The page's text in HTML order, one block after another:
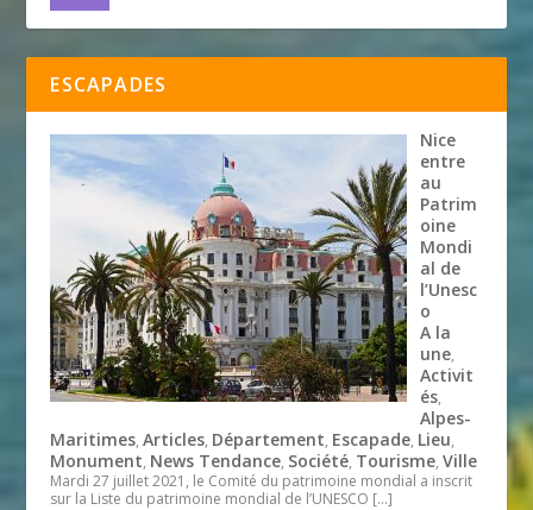
ESCAPADES
Nice
entre
au
Patrim
oine
Mondi
al de
l’Unesc
o
A la
une,
Activit
és,
Alpes-
Maritimes,Articles, Département, Escapade, Lieu,
Monument, News Tendance, Société, Tourisme,Ville
Mardi 27 juillet 2021, le Comité du patrimoine mondial a inscrit
sur la Liste du patrimoine mondial de l’UNESCO […]